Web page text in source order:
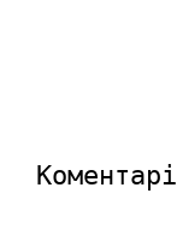
Коментарі